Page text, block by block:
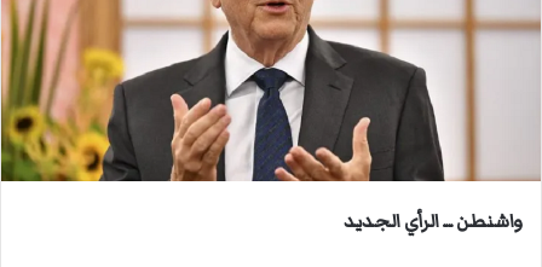
ي
ا
ر
واشنطن ــ الرأي الجديد